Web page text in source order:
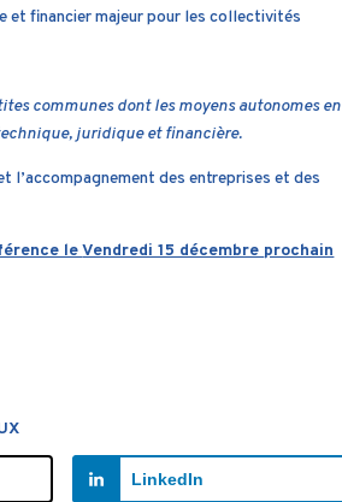
et financier majeur pour les collectivités
communes dont les moyens autonomes en
juridique et financière.
l’accompagnement des entreprises et des
leVendredi 15 décembre prochain
LinkedIn